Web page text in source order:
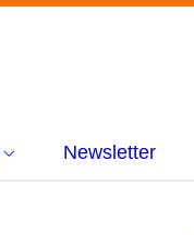
Newsletter